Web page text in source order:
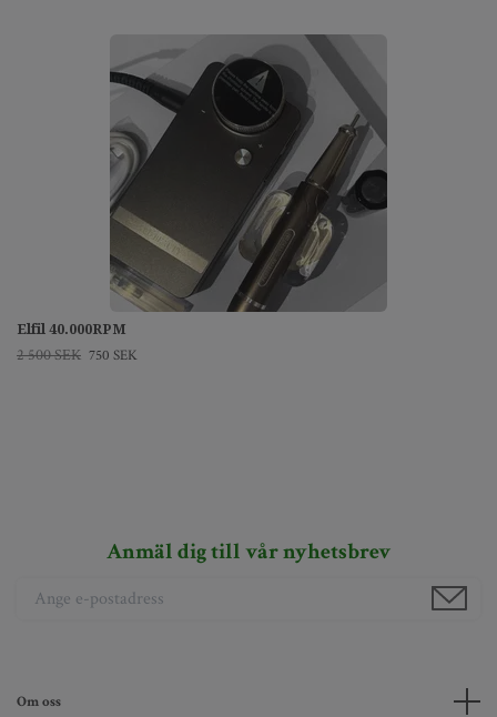
Elfil 40.000RPM
2 500 SEK 750 SEK
Anmäl dig till vår nyhetsbrev
Om oss